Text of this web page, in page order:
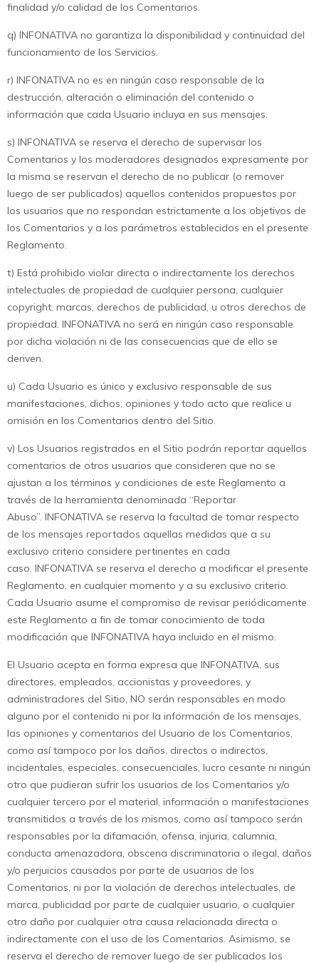
finalidad y/o calidad de los Comentarios.
q) INFONATIVA no garantiza la disponibilidad y continuidad del
funcionamiento de los Servicios.
r) INFONATIVA no es en ningún caso responsable de la
destrucción, alteración o eliminación del contenido o
información que cada Usuario incluya en sus mensajes.
s) INFONATIVA se reserva el derecho de supervisar los
Comentarios y los moderadores designados expresamente por
la misma se reservan el derecho de no publicar (o remover
luego de ser publicados) aquellos contenidos propuestos por
los usuarios que no respondan estrictamente a los objetivos de
los Comentarios y a los parámetros establecidos en el presente
Reglamento.
t) Está prohibido violar directa o indirectamente los derechos
intelectuales de propiedad de cualquier persona, cualquier
copyright, marcas, derechos de publicidad, u otros derechos de
propiedad. INFONATIVA no será en ningún caso responsable
por dicha violación ni de las consecuencias que de ello se
deriven.
u) Cada Usuario es único y exclusivo responsable de sus
manifestaciones, dichos, opiniones y todo acto que realice u
omisión en los Comentarios dentro del Sitio.
v) Los Usuarios registrados en el Sitio podrán reportar aquellos
comentarios de otros usuarios que consideren que no se
ajustan a los términos y condiciones de este Reglamento a
través de la herramienta denominada “Reportar
Abuso”. INFONATIVA se reserva la facultad de tomar respecto
de los mensajes reportados aquellas medidas que a su
exclusivo criterio considere pertinentes en cada
caso. INFONATIVA se reserva el derecho a modificar el presente
Reglamento, en cualquier momento y a su exclusivo criterio.
Cada Usuario asume el compromiso de revisar periódicamente
este Reglamento a fin de tomar conocimiento de toda
modificación que INFONATIVA haya incluido en el mismo.
El Usuario acepta en forma expresa que INFONATIVA, sus
directores, empleados, accionistas y proveedores, y
administradores del Sitio, NO serán responsables en modo
alguno por el contenido ni por la información de los mensajes,
las opiniones y comentarios del Usuario de los Comentarios,
como así tampoco por los daños, directos o indirectos,
incidentales, especiales, consecuenciales, lucro cesante ni ningún
otro que pudieran sufrir los usuarios de los Comentarios y/o
cualquier tercero por el material, información o manifestaciones
transmitidos a través de los mismos, como así tampoco serán
responsables por la difamación, ofensa, injuria, calumnia,
conducta amenazadora, obscena discriminatoria o ilegal, daños
y/o perjuicios causados por parte de usuarios de los
Comentarios, ni por la violación de derechos intelectuales, de
marca, publicidad por parte de cualquier usuario, o cualquier
otro daño por cualquier otra causa relacionada directa o
indirectamente con el uso de los Comentarios. Asimismo, se
reserva el derecho de remover luego de ser publicados los